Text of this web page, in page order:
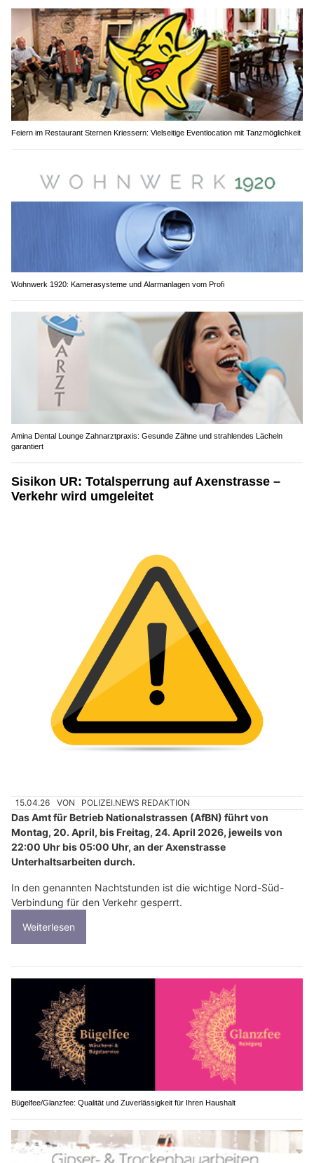
Feiern im Restaurant Sternen Kriessern: Vielseitige Eventlocation mit Tanzmöglichkeit
Wohnwerk 1920: Kamerasysteme und Alarmanlagen vom Profi
Amina Dental Lounge Zahnarztpraxis: Gesunde Zähne und strahlendes Lächeln
garantiert
Sisikon UR: Totalsperrung auf Axenstrasse –
Verkehr wird umgeleitet
15.04.26 VON POLIZEI.NEWS REDAKTION
Das Amt für Betrieb Nationalstrassen (AfBN) führt von
Montag, 20. April, bis Freitag, 24. April 2026, jeweils von
22:00 Uhr bis 05:00 Uhr, an der Axenstrasse
Unterhaltsarbeiten durch.
In den genannten Nachtstunden ist die wichtige Nord-Süd-
Verbindung für den Verkehr gesperrt.
Weiterlesen
Bügelfee/Glanzfee: Qualität und Zuverlässigkeit für Ihren Haushalt